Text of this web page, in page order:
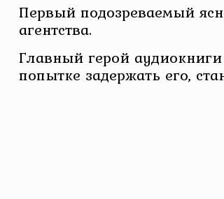
Первый подозреваемый
агентства.
Главный герой
попытке задержать его,